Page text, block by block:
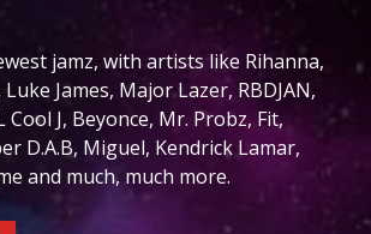
jamz, with artists like Rihanna,
James, Major Lazer, RBDJAN,
J, Beyonce, Mr. Probz, Fit,
D.A.B, Miguel, Kendrick Lamar,
and much, much more.